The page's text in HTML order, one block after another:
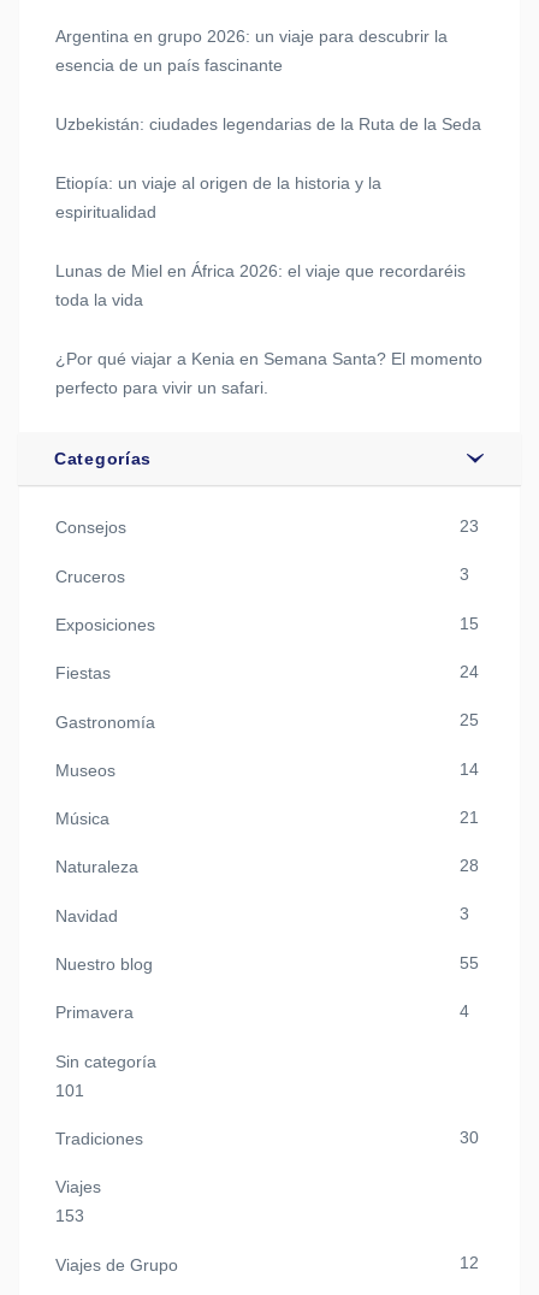
Argentina en grupo 2026: un viaje para descubrir la
esencia de un país fascinante
Uzbekistán: ciudades legendarias de la Ruta de la Seda
Etiopía: un viaje al origen de la historia y la
espiritualidad
Lunas de Miel en África 2026: el viaje que recordaréis
toda la vida
¿Por qué viajar a Kenia en Semana Santa? El momento
perfecto para vivir un safari.
Categorías
Consejos 23
Cruceros 3
Exposiciones 15
Fiestas 24
Gastronomía 25
Museos 14
Música 21
Naturaleza 28
Navidad 3
Nuestro blog 55
Primavera 4
Sin categoría
101
Tradiciones 30
Viajes
153
Viajes de Grupo 12